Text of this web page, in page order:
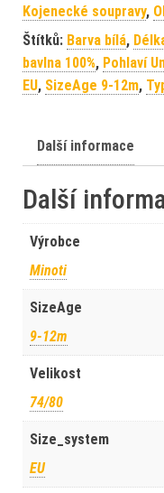
Kojenecké soupravy,
Štítků: Barva bílá,
bavlna 100%, Pohlaví
EU, SizeAge 9-12m,
Další informace
Další
Výrobce
Minoti
SizeAge
9-12m
Velikost
74/80
Size_system
EU